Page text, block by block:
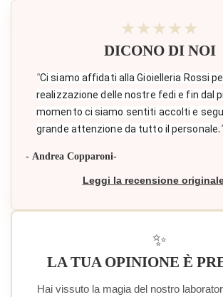
★★★★★
DICONO DI NOI
"Ci siamo affidati alla Gioielleria Rossi
realizzazione delle nostre fedi e fin dal
momento ci siamo sentiti accolti e
grande attenzione da tutto il personale
- Andrea Copparoni-
Leggi la recensione
✨
LA TUA OPINIONE È
Hai vissuto la magia del nostro